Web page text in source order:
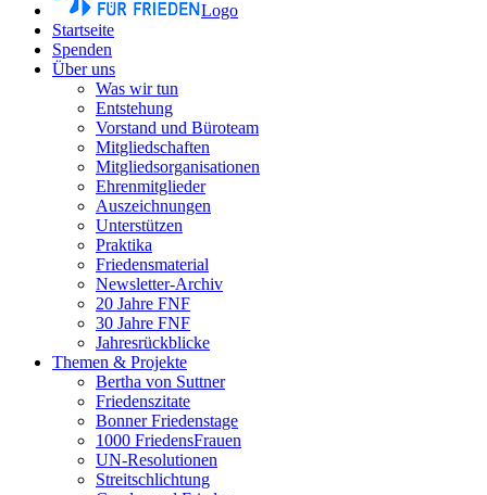
Logo
Startseite
Spenden
Über uns
Was wir tun
Entstehung
Vorstand und Büroteam
Mitgliedschaften
Mitgliedsorganisationen
Ehrenmitglieder
Auszeichnungen
Unterstützen
Praktika
Friedensmaterial
Newsletter-Archiv
20 Jahre FNF
30 Jahre FNF
Jahresrückblicke
Themen & Projekte
Bertha von Suttner
Friedenszitate
Bonner Friedenstage
1000 FriedensFrauen
UN-Resolutionen
Streitschlichtung